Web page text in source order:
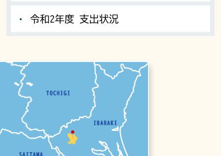
令和2年度 支出状況